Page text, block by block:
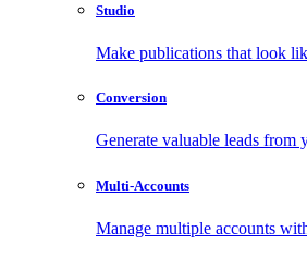
Studio
Make publications that look
Conversion
Generate valuable leads from
Multi-Accounts
Manage multiple accounts